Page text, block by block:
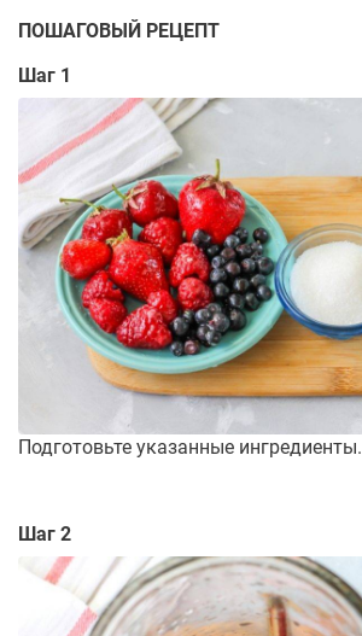
ПОШАГОВЫЙ РЕЦЕПТ
Шаг 1
Подготовьте указанные ингредиенты.
Шаг 2